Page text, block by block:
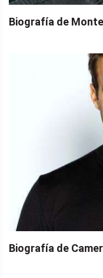
Biografía de
Biografía de